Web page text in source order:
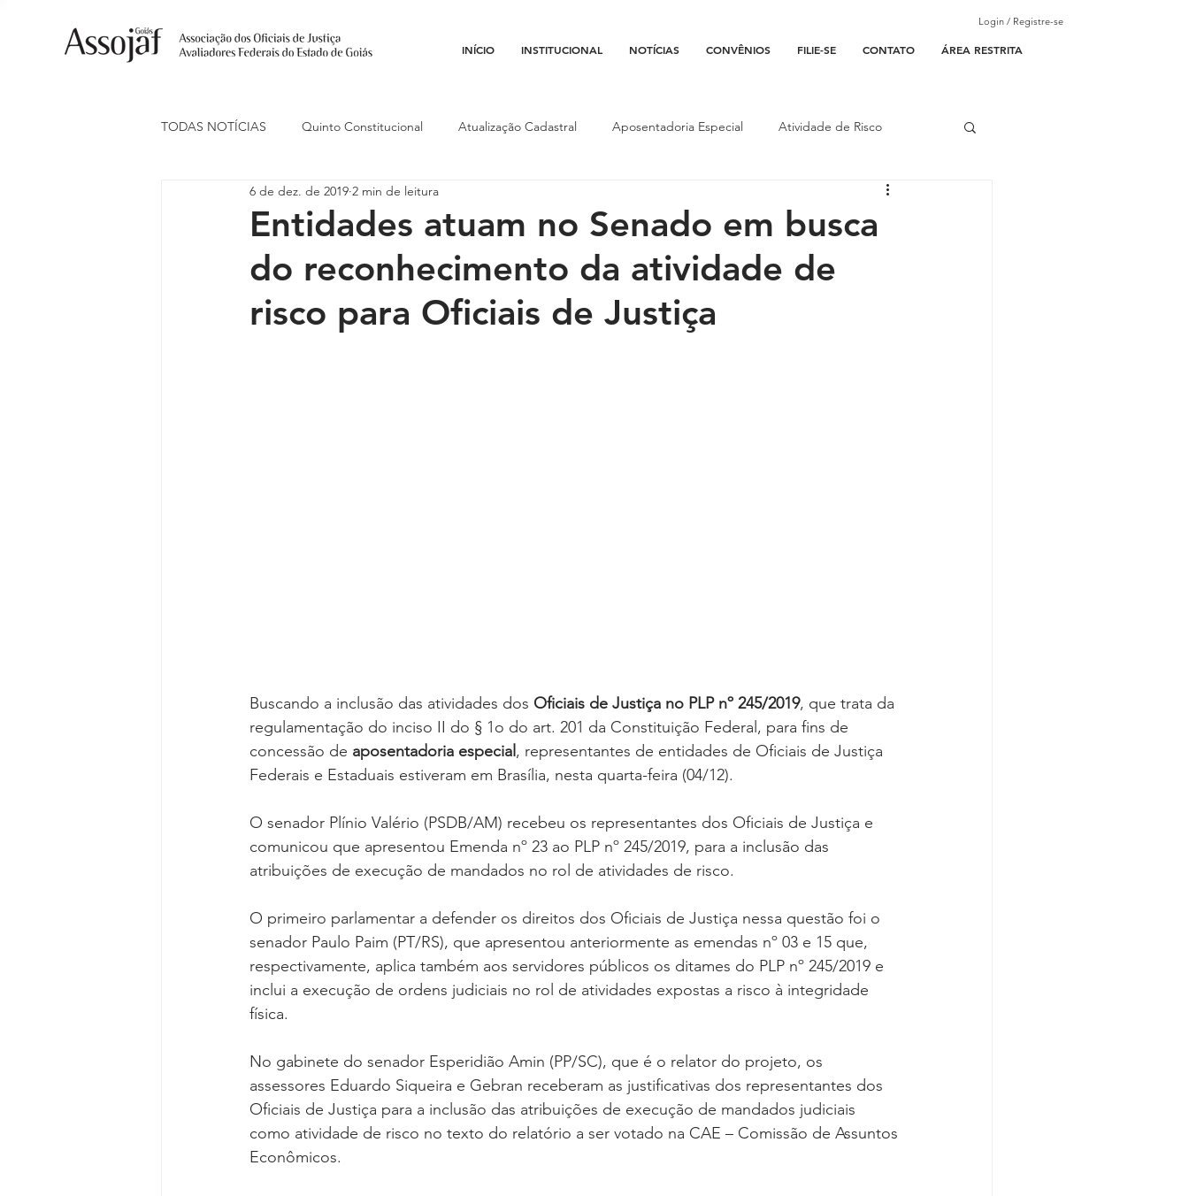
INÍCIO INSTITUCIONAL NOTÍCIAS CONVÊNIOS FILIE-SE CONTATO ÁREA RESTRITA
Login / Registre-se
TODAS NOTÍCIAS Quinto Constitucional Atualização Cadastral Aposentadoria Especial Atividade de Risco
Ações Judiciais Carreira Conojaf
Indenização de Transporte Isenção Fiscal Justiça do Trabalho Justiça Federal
Entidades atuam no Senado em busca
do reconhecimento da atividade de
risco para Oficiais de Justiça
6 de dez. de 2019 2 min de leitura
Buscando a inclusão das atividades dos Oficiais de Justiça no PLP nº 245/2019, que trata da
regulamentação do inciso II do § 1o do art. 201 da Constituição Federal, para fins de
concessão de aposentadoria especial , representantes de entidades de Oficiais de Justiça
Federais e Estaduais estiveram em Brasília, nesta quarta-feira (04/12).
O senador Plínio Valério (PSDB/AM) recebeu os representantes dos Oficiais de Justiça e
comunicou que apresentou Emenda nº 23 ao PLP nº 245/2019, para a inclusão das
atribuições de execução de mandados no rol de atividades de risco.
O primeiro parlamentar a defender os direitos dos Oficiais de Justiça nessa questão foi o
senador Paulo Paim (PT/RS), que apresentou anteriormente as emendas nº 03 e 15 que,
respectivamente, aplica também aos servidores públicos os ditames do PLP nº 245/2019 e
inclui a execução de ordens judiciais no rol de atividades expostas a risco à integridade
física.
No gabinete do senador Esperidião Amin (PP/SC), que é o relator do projeto, os
assessores Eduardo Siqueira e Gebran receberam as justificativas dos representantes dos
Oficiais de Justiça para a inclusão das atribuições de execução de mandados judiciais
como atividade de risco no texto do relatório a ser votado na CAE – Comissão de Assuntos
Econômicos.